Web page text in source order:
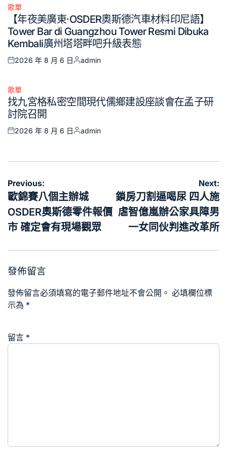
Posted
歌單
【年夜美廣東·OSDER奧斯德汽車材料印尼語】
Tower Bar di Guangzhou Tower Resmi Dibuka
Kembali廣州塔塔畔吧升級表態
Posted
2026 年 8 月 6 日
Posted
admin
Posted
in
歌單
找九宮格私密空間現代儒鄉建設座談會在孟子研
討院召開
Posted
2026 年 8 月 6 日
Posted
admin
文
章
導
覽
Previous:
歐錦賽八個主辦城
OSDER奧斯德零件報價
市 確定會有現場觀眾
Next:
鎖房刀割逼喝尿 四人施
虐智億嵐辦公家具障男
一女同伙判進改革所
發佈留言
發佈留言必須填寫的電子郵件地址不會公開。 必填欄位標
示為 *
留言 *